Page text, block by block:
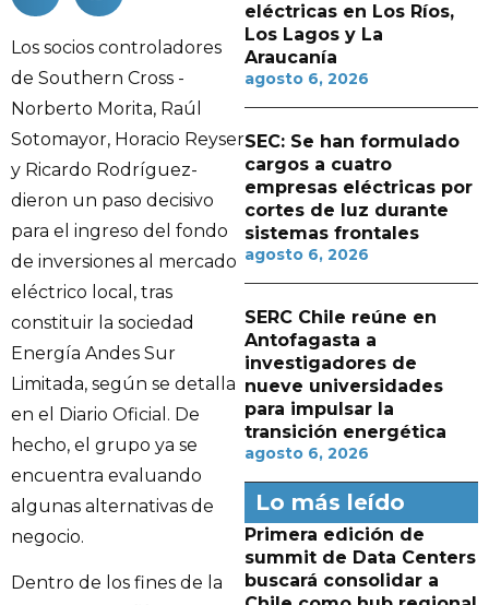
Los socios controladores
de Southern Cross -
Norberto Morita, Raúl
Sotomayor, Horacio Reyser
y Ricardo Rodríguez-
dieron un paso decisivo
para el ingreso del fondo
de inversiones al mercado
eléctrico local, tras
constituir la sociedad
Energía Andes Sur
Limitada, según se detalla
en el Diario Oficial. De
hecho, el grupo ya se
encuentra evaluando
algunas alternativas de
negocio.
Dentro de los fines de la
eléctricas en Los Ríos,
Los Lagos y La
Araucanía
agosto 6, 2026
SEC: Se han formulado
cargos a cuatro
empresas eléctricas por
cortes de luz durante
sistemas frontales
agosto 6, 2026
SERC Chile reúne en
Antofagasta a
investigadores de
nueve universidades
para impulsar la
transición energética
agosto 6, 2026
Lo más leído
Primera edición de
summit de Data Centers
buscará consolidar a